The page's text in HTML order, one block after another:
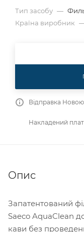
Тип засобу —
Країна виробник
Відправка
Накладений
Опис
Запатентований
Saeco AquaClean
кави без